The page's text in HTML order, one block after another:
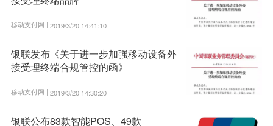
移动支付网 | 2019/3/20 14:41:10
银联发布《关于进一步加强移动设备外
接受理终端合规管控的函》
移动支付网 | 2019/3/20 14:30:20
银联公布83款智能POS、49款